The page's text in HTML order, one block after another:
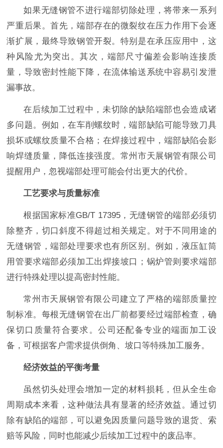
如果无缝钢管不进行端部切除处理，将带来一系列
严重后果。首先，端部存在的微裂纹在压力作用下会逐
渐扩展，最终导致钢管开裂。特别是在承压应用中，这
种风险尤为突出。其次，端部尺寸偏差会影响连接质
量，导致密封性能下降，在流体输送系统中容易引发泄
漏事故。
在后续加工过程中，未切除的缺陷端部也会造成诸
多问题。例如，在车削螺纹时，端部缺陷可能导致刀具
损坏或螺纹质量不合格；在焊接过程中，端部缺陷会影
响焊缝质量，降低连接强度。常州市天展钢管有限公司
提醒用户，忽视端部处理可能会付出更大的代价。
工艺要求与质量标准
根据国家标准GB/T 17395，无缝钢管的端部必须切
除整齐，切口斜度不得超过相关规定。对于不同用途的
无缝钢管，端部处理要求也有所区别。例如，液压缸筒
用管要求端部必须加工出焊接坡口；锅炉管则要求端部
进行特殊处理以提高密封性能。
常州市天展钢管有限公司建立了严格的端部质量控
制标准。每根无缝钢管在出厂前都要经过端部检查，确
保切口质量符合要求。公司还配备专业的端面加工设
备，可根据客户需求提供倒角、坡口等特殊加工服务。
经济效益的平衡考量
虽然切头处理会增加一定的材料损耗，但从全生命
周期成本来看，这种做法具有显著的经济效益。通过切
除有缺陷的端部，可以避免因质量问题导致的退货、索
赔等风险，同时也能减少后续加工过程中的废品率。